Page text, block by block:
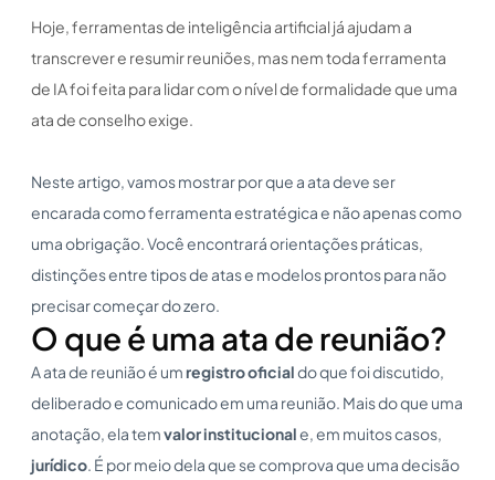
Hoje, ferramentas de inteligência artificial já ajudam a
transcrever e resumir reuniões, mas nem toda ferramenta
de IA foi feita para lidar com o nível de formalidade que uma
ata de conselho exige.
Neste artigo, vamos mostrar por que a ata deve ser
encarada como ferramenta estratégica e não apenas como
uma obrigação. Você encontrará orientações práticas,
distinções entre tipos de atas e modelos prontos para não
precisar começar do zero.
O que é uma ata de reunião?
A ata de reunião é umregistro oficialdo que foi discutido,
deliberado e comunicado em uma reunião. Mais do que uma
anotação, ela temvalor institucionale, em muitos casos,
jurídico. É por meio dela que se comprova que uma decisão